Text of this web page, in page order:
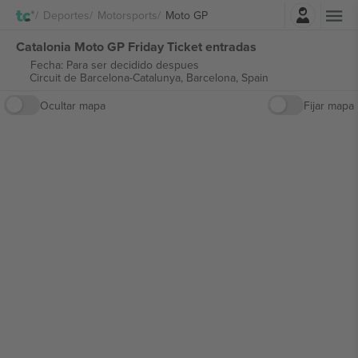
Deportes Motorsports Moto GPIniciar sesión
Catalonia Moto GP Friday Ticket entradas
Fecha: Para ser decidido despues
Circuit de Barcelona-Catalunya, Barcelona, Spain
Ocultar mapa
Fijar mapa